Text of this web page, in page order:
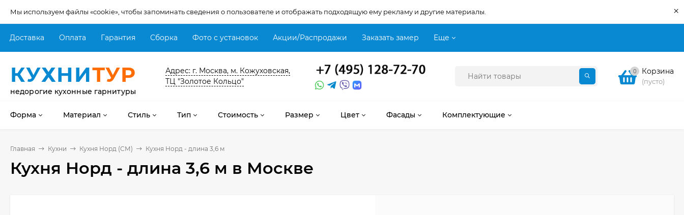
Мы используем файлы «cookie», чтобы запоминать сведения о пользователе и отображать подходящую ему рекламу и другие материалы. ×
Доставка Оплата Гарантия Сборка Фото с установок Акции/Распродажи Заказать замер Еще
КУХНИТУР
недорогие кухонные гарнитуры
Адрес: г. Москва, м. Кожуховская,
ТЦ "Золотое Кольцо"
0 Корзина
(пусто)
Форма Материал Стиль Тип Стоимость Размер Цвет Фасады Комплектующие
Главная Кухни Кухня Норд (СМ) Кухня Норд - длина 3,6 м
Кухня Норд - длина 3,6 м в Москве